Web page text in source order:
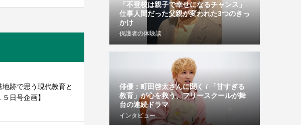
跡で思う現代教育と
日号企画】
「不登校は親子で幸せになるチャンス」
仕事人間だった父親が変われた3つのきっ
かけ
保護者の体験談
俳優：町田啓太さんに聞く / 「甘すぎる
教育」が心を救う、フリースクールが舞
台の連続ドラマ
インタビュー